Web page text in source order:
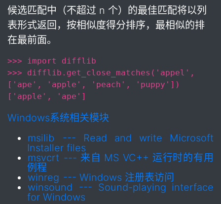
候选匹配中（不超过 n 个）的最佳匹配将以列
表形式返回，按相似度得分排序，最相似的排
在最前面。
>>> import difflib
>>> difflib.get_close_matches('appel',
['ape', 'apple', 'peach', 'puppy'])
['apple', 'ape']
Windows系统相关模块
msilib
--- Read and write Microsoft
Installer files
msvcrt --- 来自 MS VC++ 运行时的有用
例程
winreg --- Windows 注册表访问
winsound
--- Sound-playing interface
for Windows